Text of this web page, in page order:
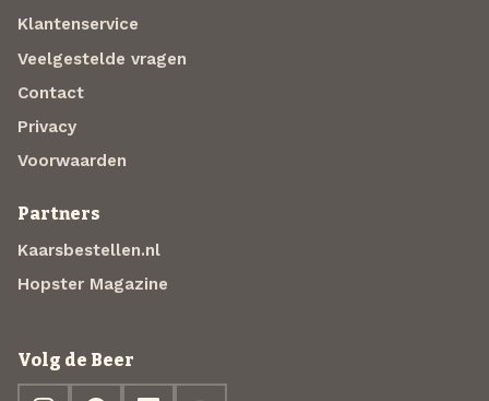
Klantenservice
Veelgestelde vragen
Contact
Privacy
Voorwaarden
Partners
Kaarsbestellen.nl
Hopster Magazine
Volg de Beer